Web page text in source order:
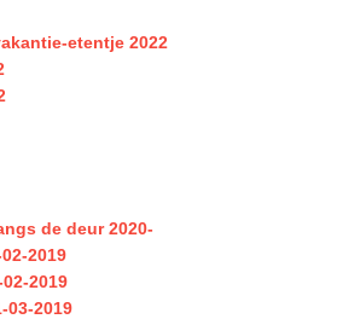
etentje 2022
de deur 2020-
2019
2019
03-2019